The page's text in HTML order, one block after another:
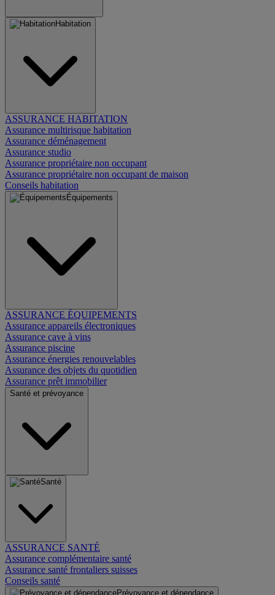
Habitation
ASSURANCE HABITATION
Assurance multirisque habitation
Assurance déménagement
Assurance studio
Assurance propriétaire non occupant
Assurance propriétaire non occupant de maison
Conseils habitation
Équipements
ASSURANCE ÉQUIPEMENTS
Assurance appareils électroniques
Assurance cave à vins
Assurance piscine
Assurance énergies renouvelables
Assurance des objets du quotidien
Assurance prêt immobilier
Santé et prévoyance
Santé
ASSURANCE SANTÉ
Assurance complémentaire santé
Assurance santé frontaliers suisses
Conseils santé
Prévoyance et dépendance